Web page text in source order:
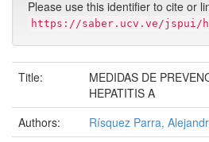
Please use this identifier to cite or
https://saber.ucv.ve/jspui/
Title:
MEDIDAS DE
HEPATITIS A
Authors:
Rísquez Parra,